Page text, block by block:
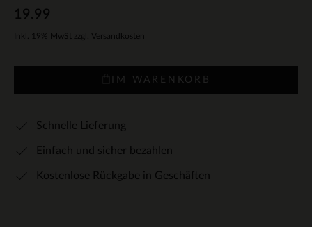
19.99
Inkl. 19% MwSt zzgl. Versandkosten
IM WARENKORB
Schnelle Lieferung
Einfach und sicher bezahlen
Kostenlose Rückgabe in Geschäften